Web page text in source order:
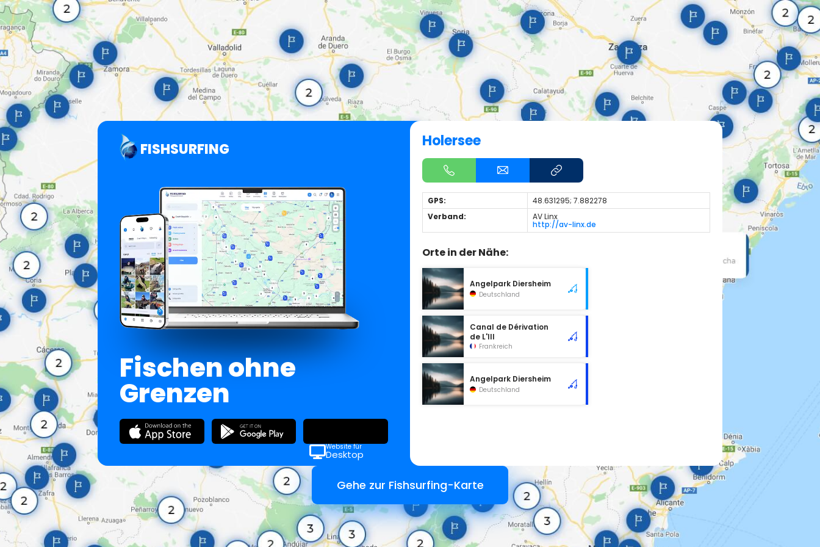
FISHSURFING
Fischen ohne
Grenzen
Website für
Desktop
Holersee
GPS:
48.631295; 7.882278
Verband:
AV Linx
http://av-linx.de
Orte in der Nähe:
Angelpark Diersheim
Deutschland
Canal de Dérivation
de L'Ill
Frankreich
Angelpark Diersheim
Deutschland
Gehe zur Fishsurfing-Karte